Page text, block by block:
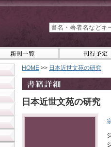
HOME >> 日本近世文苑の研究
日本近世文苑の研究